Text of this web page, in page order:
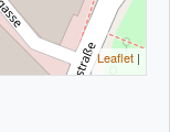
Leaflet |